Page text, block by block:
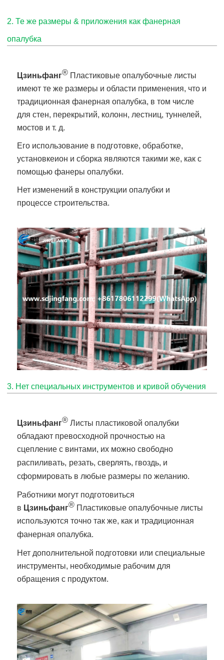
2. Те же размеры & приложения как фанерная
опалубка
Цзиньфанг® Пластиковые опалубочные листы
имеют те же размеры и области применения, что и
традиционная фанерная опалубка, в том числе
для стен, перекрытий, колонн, лестниц, туннелей,
мостов и т. д.
Его использование в подготовке, обработке,
установкеион и сборка являются такими же, как с
помощью фанеры опалубки.
Нет изменений в конструкции опалубки и
процессе строительства.
3. Нет специальных инструментов и кривой обучения
Цзиньфанг® Листы пластиковой опалубки
обладают превосходной прочностью на
сцепление с винтами, их можно свободно
распиливать, резать, сверлять, гвоздь, и
сформировать в любые размеры по желанию.
Работники могут подготовиться
в Цзиньфанг® Пластиковые опалубочные листы
используются точно так же, как и традиционная
фанерная опалубка.
Нет дополнительной подготовки или специальные
инструменты, необходимые рабочим для
обращения с продуктом.